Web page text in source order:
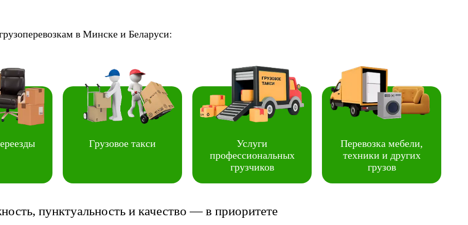
в Минске и Беларуси:
Грузовое такси
Услуги
профессиональных
грузчиков
Перевозка мебели,
техники и других
грузов
пунктуальность и качество — в приоритете